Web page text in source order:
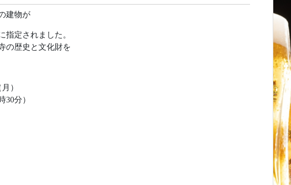
建物が
指定されました。
の歴史と文化財を
）
30分）